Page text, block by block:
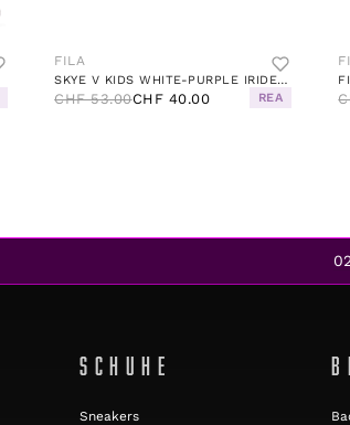
FILA
SKYE V KIDS WHITE-PURPLE IRIDESCENT
CHF 53.00CHF 40.00 REA
SCHUHE
Sneakers